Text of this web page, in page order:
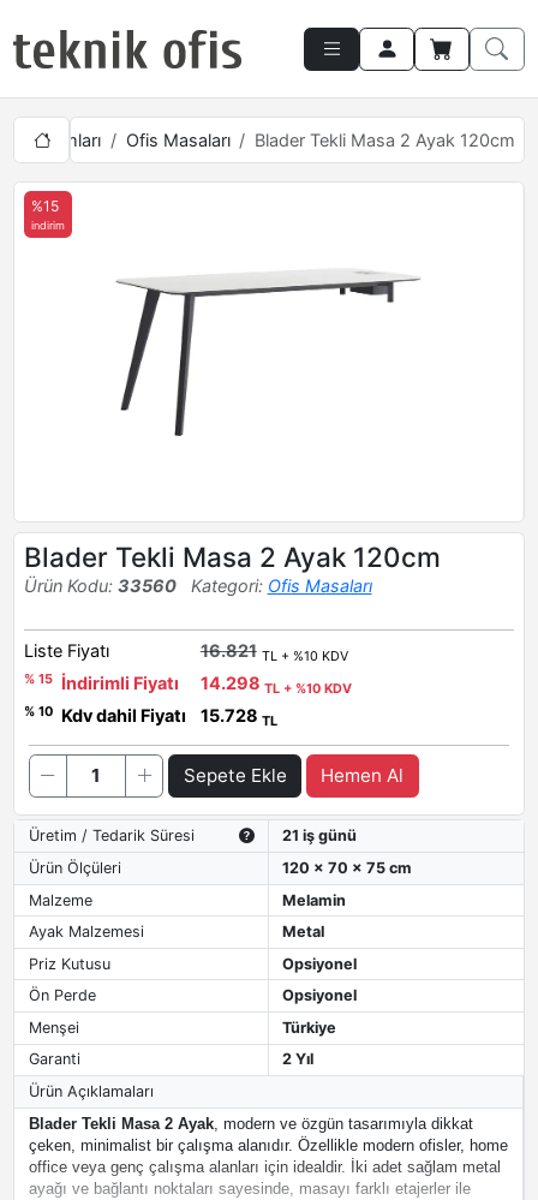
Takımları Ofis Masaları Blader Tekli Masa 2 Ayak 120cm
%15
indirim
Blader Tekli Masa 2 Ayak 120cm
Ürün Kodu: 33560 Kategori: Ofis Masaları
Liste Fiyatı 16.821 TL + %10 KDV
% 15
İndirimli Fiyatı 14.298 TL + %10 KDV
% 10
Kdv dahil Fiyatı 15.728 TL
Sepete Ekle Hemen Al
Üretim / Tedarik Süresi
21 iş günü
Ürün Ölçüleri
120 x 70 x 75 cm
Malzeme
Melamin
Ayak Malzemesi
Metal
Priz Kutusu
Opsiyonel
Ön Perde
Opsiyonel
Menşei
Türkiye
Garanti
2 Yıl
Ürün Açıklamaları
Blader Tekli Masa 2 Ayak, modern ve özgün tasarımıyla dikkat
çeken, minimalist bir çalışma alanıdır. Özellikle modern ofisler, home
office veya genç çalışma alanları için idealdir. İki adet sağlam metal
ayağı ve bağlantı noktaları sayesinde, masayı farklı etajerler ile